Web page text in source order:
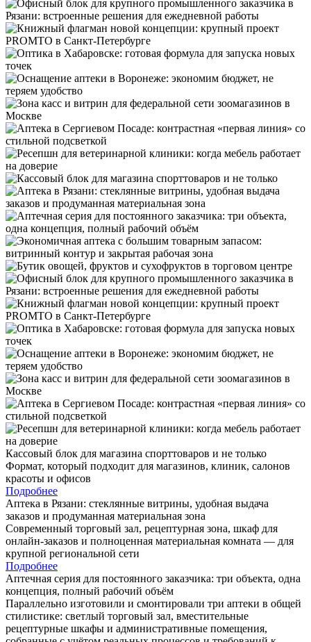
Кассовый блок для магазина спорттоваров и не только
Формат, который подходит для магазинов, клиник, салонов
красоты и офисов
Подробнее
Аптека в Рязани: стеклянные витрины, удобная выдача
заказов и продуманная материальная зона
Современный торговый зал, рецептурная зона, шкаф для
онлайн-заказов и полноценная материальная комната — для
крупной региональной сети
Подробнее
Аптечная серия для постоянного заказчика: три объекта, одна
концепция, полный рабочий объём
Параллельно изготовили и смонтировали три аптеки в общей
стилистике: светлый торговый зал, вместительные
рецептурные шкафы и административные помещения,